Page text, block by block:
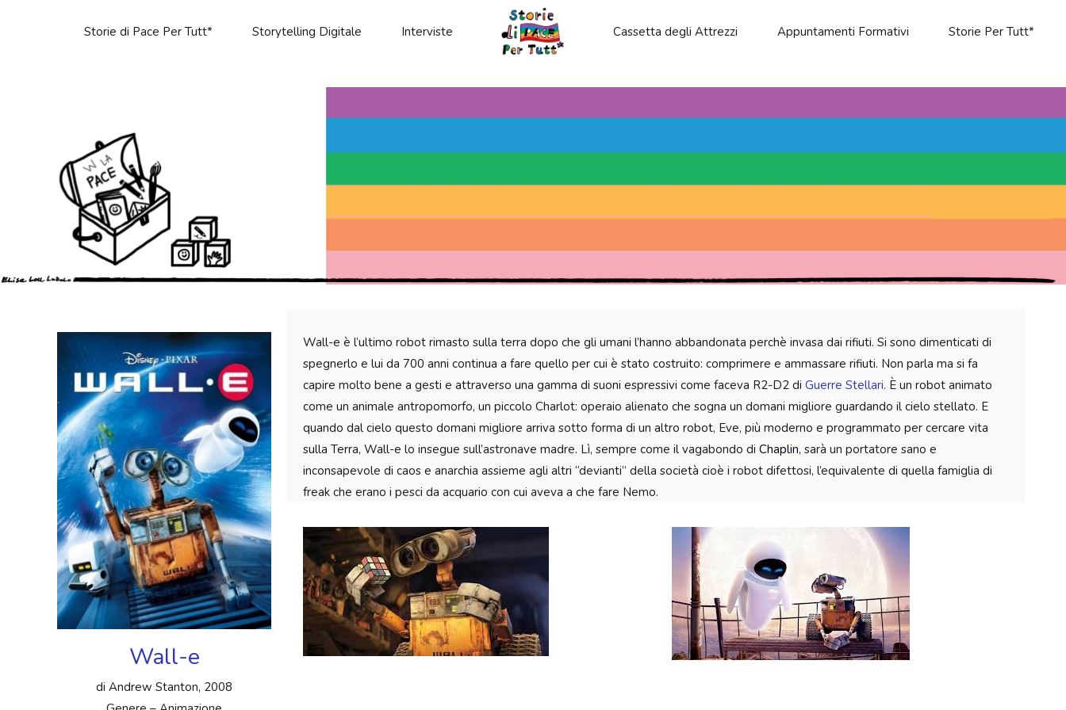
Storie di Pace Per Tutt* Storytelling Digitale Interviste Cassetta degli Attrezzi Appuntamenti Formativi Storie Per Tutt*
Wall-e
di Andrew Stanton, 2008
Wall-e è l’ultimo robot rimasto sulla terra dopo che gli umani l’hanno abbandonata perchè invasa dai rifiuti. Si sono dimenticati di
spegnerlo e lui da 700 anni continua a fare quello per cui è stato costruito: comprimere e ammassare rifiuti. Non parla ma si fa
capire molto bene a gesti e attraverso una gamma di suoni espressivi come faceva R2-D2 di Guerre Stellari. È un robot animato
come un animale antropomorfo, un piccolo Charlot: operaio alienato che sogna un domani migliore guardando il cielo stellato. E
quando dal cielo questo domani migliore arriva sotto forma di un altro robot, Eve, più moderno e programmato per cercare vita
sulla Terra, Wall-e lo insegue sull’astronave madre. Lì, sempre come il vagabondo di Chaplin, sarà un portatore sano e
inconsapevole di caos e anarchia assieme agli altri “devianti” della società cioè i robot difettosi, l’equivalente di quella famiglia di
freak che erano i pesci da acquario con cui aveva a che fare Nemo.